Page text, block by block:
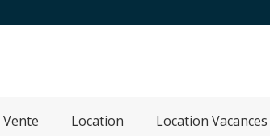
Vente Location Location Vacances